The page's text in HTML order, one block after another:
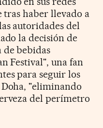
tras haber llevado a
autoridades del
la decisión de
bebidas
Festival", una fan
para seguir los
"eliminando
del perímetro